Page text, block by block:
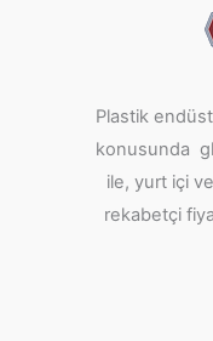
Plastik
konusunda
ile, yurt içi
rekabetçi